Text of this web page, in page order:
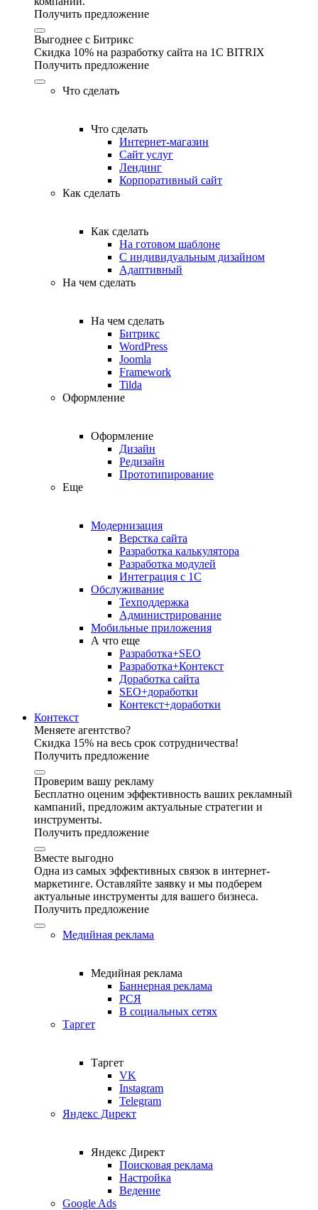
Получить предложение
Выгоднее с Битрикс
Скидка 10% на разработку сайта на 1C BITRIX
Получить предложение
Что сделать
Что сделать
Интернет-магазин
Сайт услуг
Лендинг
Корпоративный сайт
Как сделать
Как сделать
На готовом шаблоне
С индивидуальным дизайном
Адаптивный
На чем сделать
На чем сделать
Битрикс
WordPress
Joomla
Framework
Tilda
Оформление
Оформление
Дизайн
Редизайн
Прототипирование
Еще
Модернизация
Верстка сайта
Разработка калькулятора
Разработка модулей
Интеграция с 1С
Обслуживание
Техподдержка
Администрирование
Мобильные приложения
А что еще
Разработка+SEO
Разработка+Контекст
Доработка сайта
SEO+доработки
Контекст+доработки
Контекст
Меняете агентство?
Скидка 15% на весь срок сотрудничества!
Получить предложение
Проверим вашу рекламу
Бесплатно оценим эффективность ваших рекламный
кампаний, предложим актуальные стратегии и
инструменты.
Получить предложение
Вместе выгодно
Одна из самых эффективных связок в интернет-
маркетинге. Оставляйте заявку и мы подберем
актуальные инструменты для вашего бизнеса.
Получить предложение
Медийная реклама
Медийная реклама
Баннерная реклама
РСЯ
В социальных сетях
Таргет
Таргет
VK
Instagram
Telegram
Яндекс Директ
Яндекс Директ
Поисковая реклама
Настройка
Ведение
Google Ads